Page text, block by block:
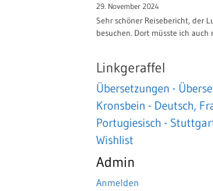
29. November 2024
Sehr schöner Reisebericht, der
besuchen. Dort müsste ich auch
Linkgeraffel
Übersetzungen -
Kronsbein - Deutsch,
Portugiesisch -
Wishlist
Admin
Anmelden